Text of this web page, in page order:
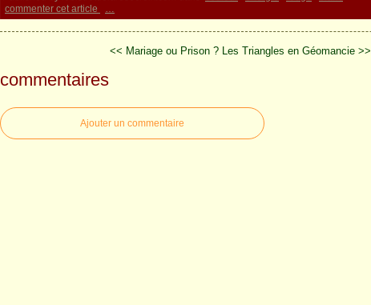
commenter cet article
…
<< Mariage ou Prison ? Les Triangles en Géomancie >>
commentaires
Ajouter un commentaire